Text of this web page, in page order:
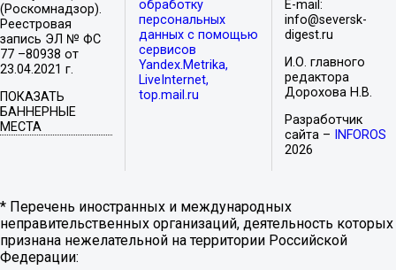
(Роскомнадзор).
Реестровая
запись ЭЛ № ФС
77 –80938 от
23.04.2021 г.
ПОКАЗАТЬ
БАННЕРНЫЕ
МЕСТА
обработку
персональных
данных с помощью
сервисов
Yandex.Metrika,
LiveInternet,
top.mail.ru
E-mail:
info@seversk-
digest.ru
И.О. главного
редактора
Дорохова Н.В.
Разработчик
сайта –
INFOROS
2026
* Перечень иностранных и международных
неправительственных организаций, деятельность которых
признана нежелательной на территории Российской
Федерации: